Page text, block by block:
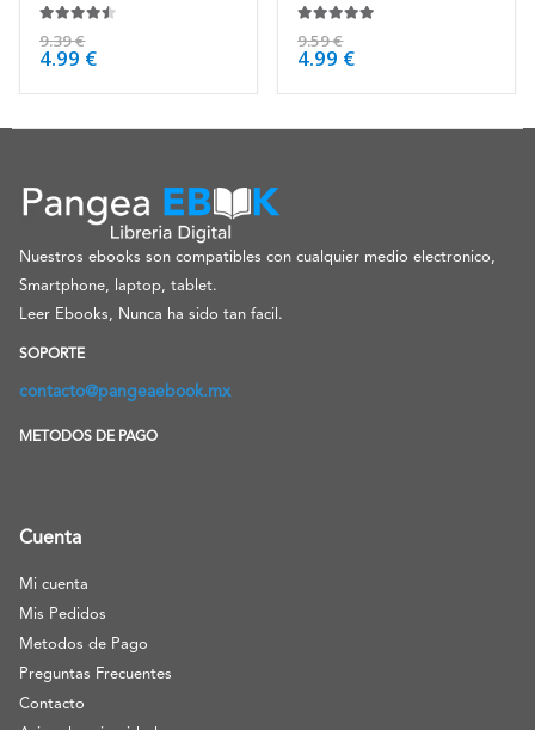
9.39€
4.99 €
9.59€
4.99 €
Nuestros ebooks son compatibles con cualquier medio electronico,
Smartphone, laptop, tablet.
Leer Ebooks, Nunca ha sido tan facil.
SOPORTE
contacto@pangeaebook.mx
METODOS DE PAGO
Cuenta
Mi cuenta
Mis Pedidos
Metodos de Pago
Preguntas Frecuentes
Contacto